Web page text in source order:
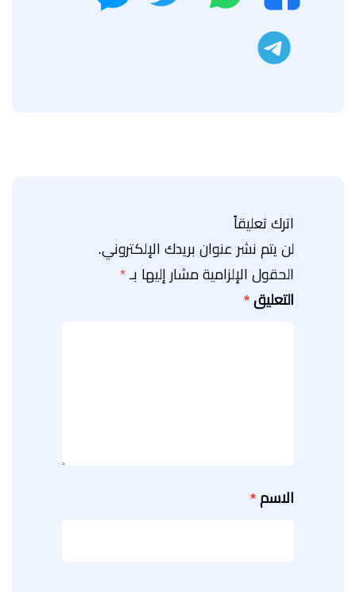
اترك تعليقاً
لن يتم نشر عنوان بريدك الإلكتروني.
الحقول الإلزامية مشار إليها بـ *
التعليق *
الاسم *